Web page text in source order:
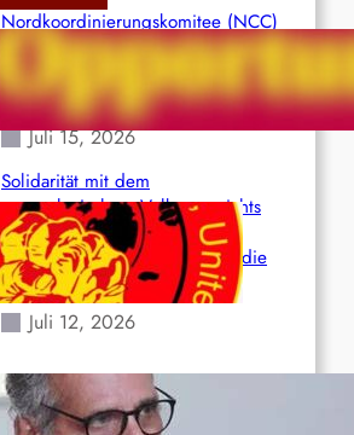
Nordkoordinierungskomitee (NCC)
der Kommunistischen Partei Indiens
(Maoistisch): Postmoderner
Opportunismus
Juli 15, 2026
Solidarität mit dem
venezolanischem Volk angesichts
der verlorenen Leben und der
katastrophalen Situation durch die
Erdbeben des 24. Juni!
Juli 12, 2026
Indien: „Die Politik der
Kapitulation“ von K. Murali (Ajith)